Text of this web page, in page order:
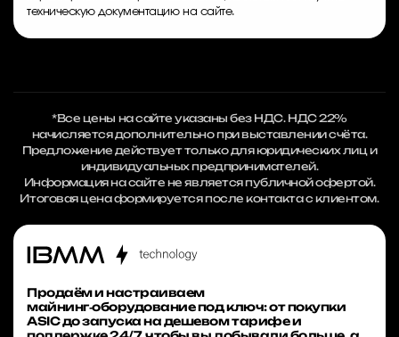
техническую документацию на сайте.
*Все цены на сайте указаны без НДС. НДС 22%
начисляется дополнительно при выставлении счёта.
Предложение действует только для юридических лиц и
индивидуальных предпринимателей.
Информация на сайте не является публичной офертой.
Итоговая цена формируется после контакта с клиентом.
Продаём и настраиваем
майнинг‑оборудование под ключ: от покупки
ASIC до запуска на дешевом тарифе и